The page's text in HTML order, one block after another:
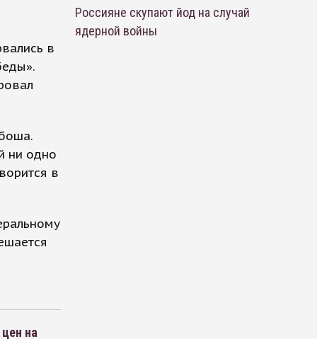
в
ни одно
в
на
Россияне скупают йод на случай
ядерной войны